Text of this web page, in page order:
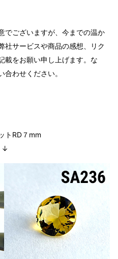
でございますが、今までの温か
社サービスや商品の感想、リク
載をお願い申し上げます。な
合わせください。
トRD７ mm
↓